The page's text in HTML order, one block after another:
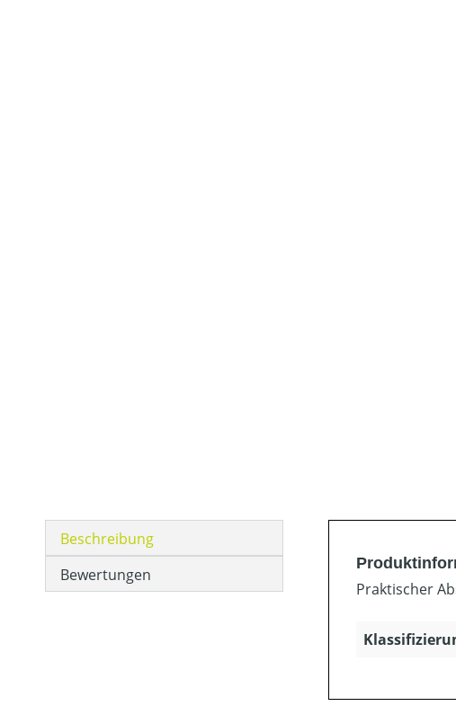
Beschreibung
Bewertungen
Praktischer